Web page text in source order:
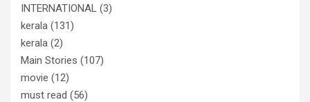
INTERNATIONAL (3)
kerala (131)
kerala (2)
Main Stories (107)
movie (12)
must read (56)